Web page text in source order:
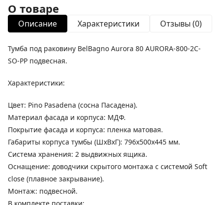
О товаре
Описание Характеристики Отзывы (0)
Тумба под раковину BelBagno Aurora 80 AURORA-800-2C-
SO-PP подвесная.
Характеристики:
Цвет: Pino Pasadena (сосна Пасадена).
Материал фасада и корпуса: МДФ.
Покрытие фасада и корпуса: пленка матовая.
Габариты корпуса тумбы (ШхВхГ): 796х500х445 мм.
Система хранения: 2 выдвижных ящика.
Оснащение: доводчики скрытого монтажа с системой Soft
close (плавное закрывание).
Монтаж: подвесной.